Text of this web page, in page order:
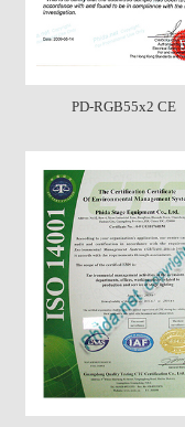
PD-RGB55x2 CE